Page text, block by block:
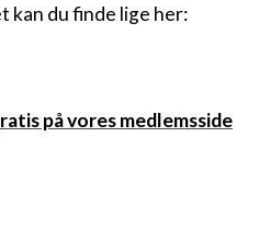
kan du finde lige her:
på vores medlemsside